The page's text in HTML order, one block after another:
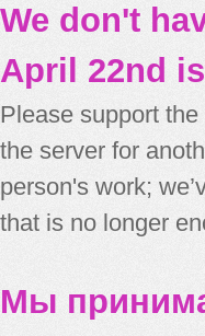
We don't
April 22nd
Please support
the server for
person's work;
that is no longer
Мы